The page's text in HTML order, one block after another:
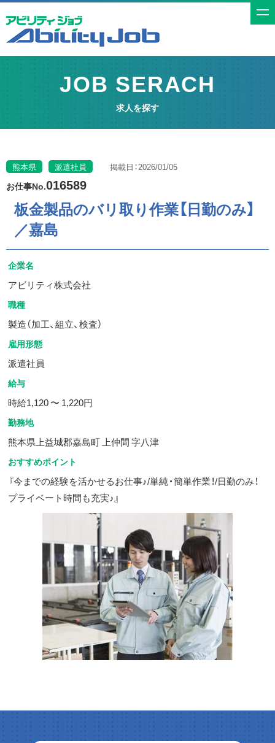
t
a
o
JOB SERACH
求人を探す
熊本県 派遣社員 掲載日：2026/01/05
お仕事No.016589
板金製品のバリ取り作業【日勤のみ】
／嘉島
企業名
アビリティ株式会社
職種
製造（加工、組立、検査）
雇用形態
派遣社員
給与
時給1,120 〜 1,220円
勤務地
熊本県上益城郡嘉島町 上仲間 字八津
おすすめポイント
『今までの経験を活かせるお仕事♪/単純・簡単作業！/日勤のみ！
プライベート時間も充実♪』